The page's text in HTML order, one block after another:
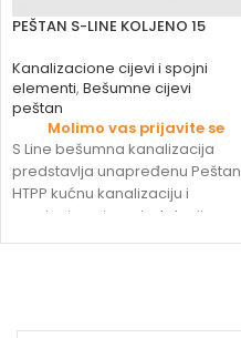
PEŠTAN S-LINE KOLJENO 15
Kanalizacione cijevi i spojni
elementi, Bešumne cijevi
peštan
Molimo vas prijavite se
S Line bešumna kanalizacija
predstavlja unapređenu Peštan
HTPP kućnu kanalizaciju i
namjenjena je za instalaciju na
mjestima gdje se zvučna